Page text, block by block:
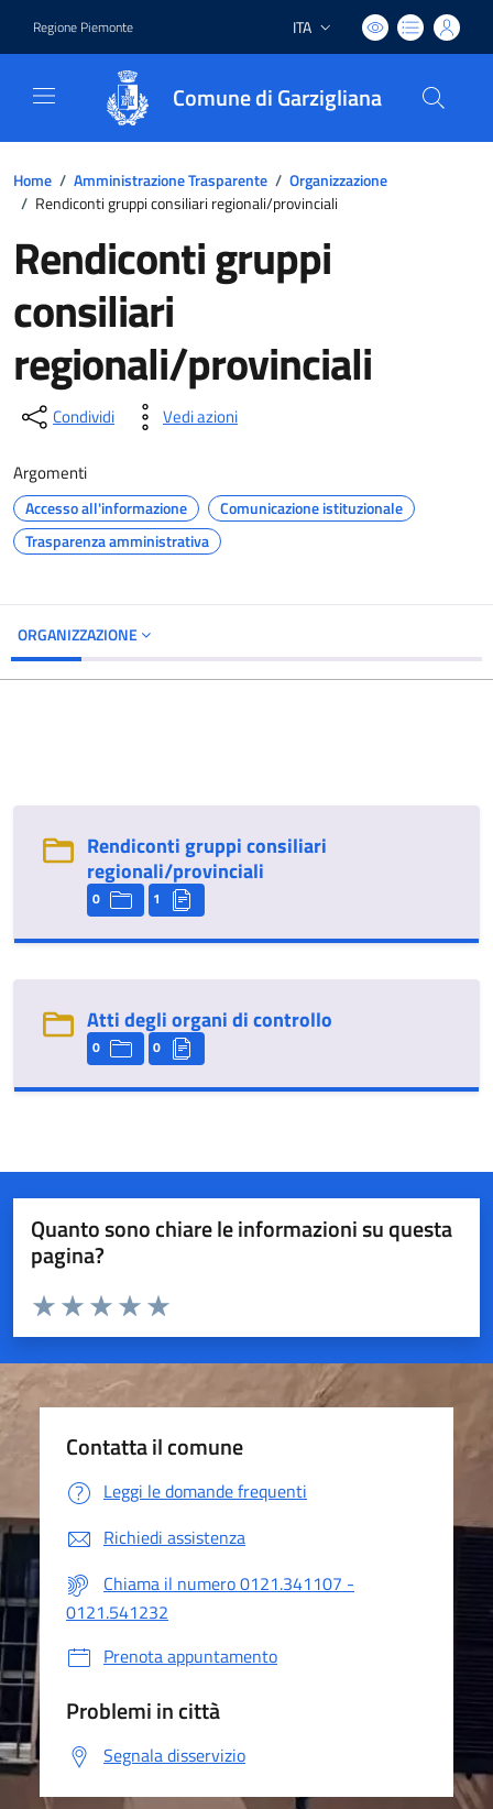
Regione Piemonte Lingua attiva:
ITA
Comune di Garzigliana
Home / Amministrazione Trasparente / Organizzazione
/ Rendiconti gruppi consiliari regionali/provinciali
Rendiconti gruppi
consiliari
regionali/provinciali
Condividi Vedi azioni
Argomenti
Accesso all'informazione
Comunicazione istituzionale
Trasparenza amministrativa
ORGANIZZAZIONE
Rendiconti gruppi consiliari
regionali/provinciali
0 1
Atti degli organi di controllo
0 0
Quanto sono chiare le informazioni su questa
pagina?
Valuta da 1 a 5 stelle la pagina
Valuta 5 stelle su 5
Valuta 4 stelle su 5
Valuta 3 stelle su 5
Valuta 2 stelle su 5
Valuta 1 stelle su 5
Contatta il comune
Leggi le domande frequenti
Richiedi assistenza
Chiama il numero 0121.341107 -
0121.541232
Prenota appuntamento
Problemi in città
Segnala disservizio